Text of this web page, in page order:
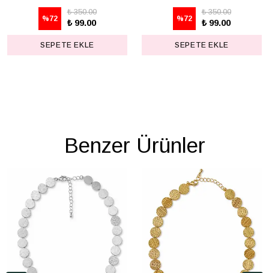
%72
₺ 350.00
₺ 99.00
SEPETE EKLE
%72
₺ 350.00
₺ 99.00
SEPETE EKLE
Benzer Ürünler